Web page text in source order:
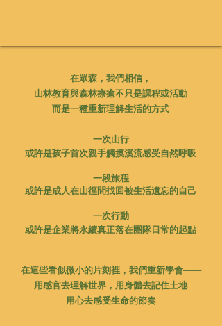
在眾森， 我們相信，
山林教育與森林療癒不只是課程或活動
而是一種重新理解生活的方式
一次山行
或許是孩子首次親手觸摸溪流感受自然呼吸
一段旅程
或許是成人在山徑間找回被生活遺忘的自己
一次行動
或許是企業將永續真正落在團隊日常的起點
在這些看似微小的片刻裡，我們重新學會——
用感官去理解世界，用身體去記住土地
用心去感受生命的節奏